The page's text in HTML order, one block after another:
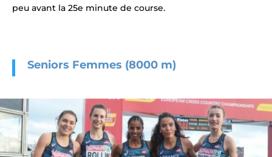
peu avant la 25e minute de course.
Seniors Femmes (8000 m)